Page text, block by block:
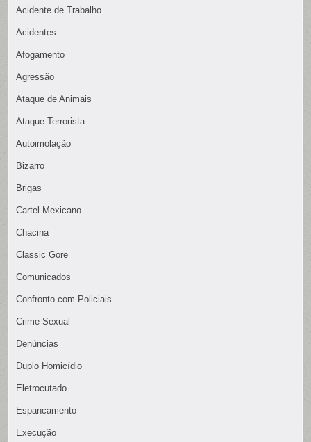
Acidente de Trabalho
Acidentes
Afogamento
Agressão
Ataque de Animais
Ataque Terrorista
Autoimolação
Bizarro
Brigas
Cartel Mexicano
Chacina
Classic Gore
Comunicados
Confronto com Policiais
Crime Sexual
Denúncias
Duplo Homicídio
Eletrocutado
Espancamento
Execução